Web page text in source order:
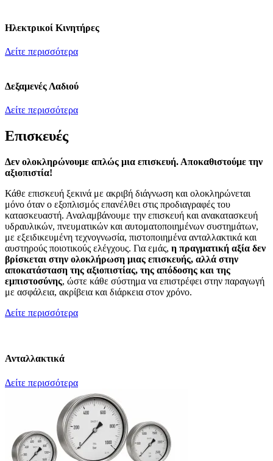
Ηλεκτρικοί Κινητήρες
Δείτε περισσότερα
Δεξαμενές Λαδιού
Δείτε περισσότερα
Επισκευές
Δεν ολοκληρώνουμε απλώς μια επισκευή. Αποκαθιστούμε την
αξιοπιστία!
Κάθε επισκευή ξεκινά με ακριβή διάγνωση και ολοκληρώνεται
μόνο όταν ο εξοπλισμός επανέλθει στις προδιαγραφές του
κατασκευαστή. Αναλαμβάνουμε την επισκευή και ανακατασκευή
υδραυλικών, πνευματικών και αυτοματοποιημένων συστημάτων,
με εξειδικευμένη τεχνογνωσία, πιστοποιημένα ανταλλακτικά και
αυστηρούς ποιοτικούς ελέγχους. Για εμάς, η πραγματική αξία δεν
βρίσκεται στην ολοκλήρωση μιας επισκευής, αλλά στην
αποκατάσταση της αξιοπιστίας, της απόδοσης και της
εμπιστοσύνης, ώστε κάθε σύστημα να επιστρέφει στην παραγωγή
με ασφάλεια, ακρίβεια και διάρκεια στον χρόνο.
Δείτε περισσότερα
Ανταλλακτικά
Δείτε περισσότερα